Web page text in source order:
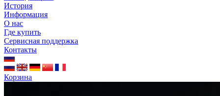
История
Информация
О нас
Где купить
Сервисная поддержка
Контакты
Корзина